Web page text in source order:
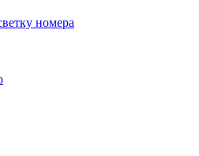
номера